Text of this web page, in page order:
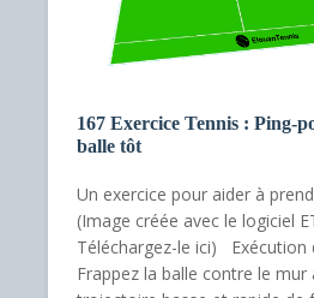
167 Exercice Tennis : Ping-
balle tôt
Un exercice pour aider à
(Image créée avec le logiciel
Téléchargez-le ici) Exécution
Frappez la balle contre le mur